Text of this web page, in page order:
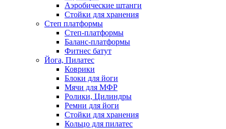
Аэробические штанги
Стойки для хранения
Степ платформы
Степ-платформы
Баланс-платформы
Фитнес батут
Йога, Пилатес
Коврики
Блоки для йоги
Мячи для МФР
Ролики, Цилиндры
Ремни для йоги
Стойки для хранения
Кольцо для пилатес